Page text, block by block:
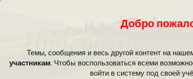
Добро
Темы, сообщения и весь другой контент на
участникам. Чтобы воспользоваться всеми
войти в систему под своей